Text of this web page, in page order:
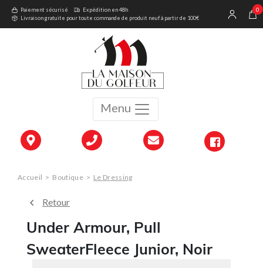
Menu
Paiement sécurisé
Expédition en 48h
Livraison gratuite pour toute commande de produit neuf à partir de 100€
0
Accueil > Boutique > Le Dressing
Retour
Under Armour, Pull
SweaterFleece Junior, Noir